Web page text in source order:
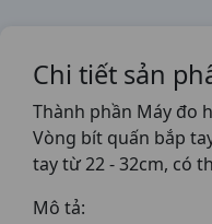
Chi tiết sản
Thành phần Máy đo
Vòng bít quấn bắp
tay từ 22 - 32cm, có
Mô tả: